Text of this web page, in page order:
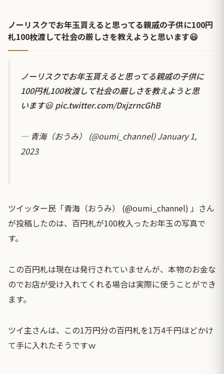
ノーリスクでお年玉貰えると思ってる親戚の子供に100円
札100枚渡して社会の厳しさを教えようと思います😃
ノーリスクでお年玉貰えると思ってる親戚の子供に
100円札100枚渡して社会の厳しさを教えようと思
います😃 pic.twitter.com/DxjzrncGhB
— 青海（おうみ） (@oumi_channel)January 1,
2023
ツイッター民「青海（おうみ） (@oumi_channel) 」さん
が投稿したのは、百円札が100枚入ったお年玉の写真で
す。
この百円札は現在は発行されていませんが、本物のお金な
のでお店が受け入れてくれる場合は実際に使うことができ
ます。
ツイ主さんは、この1万円分の百円札を1万4千円ほどかけ
て手に入れたそうですｗ